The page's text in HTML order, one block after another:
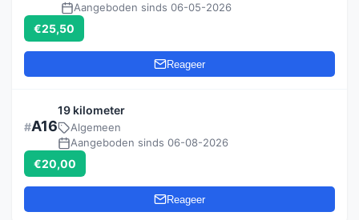
Aangeboden sinds 06-05-2026
€25,50
Reageer
A16
19 kilometer
Algemeen
Aangeboden sinds 06-08-2026
€20,00
Reageer